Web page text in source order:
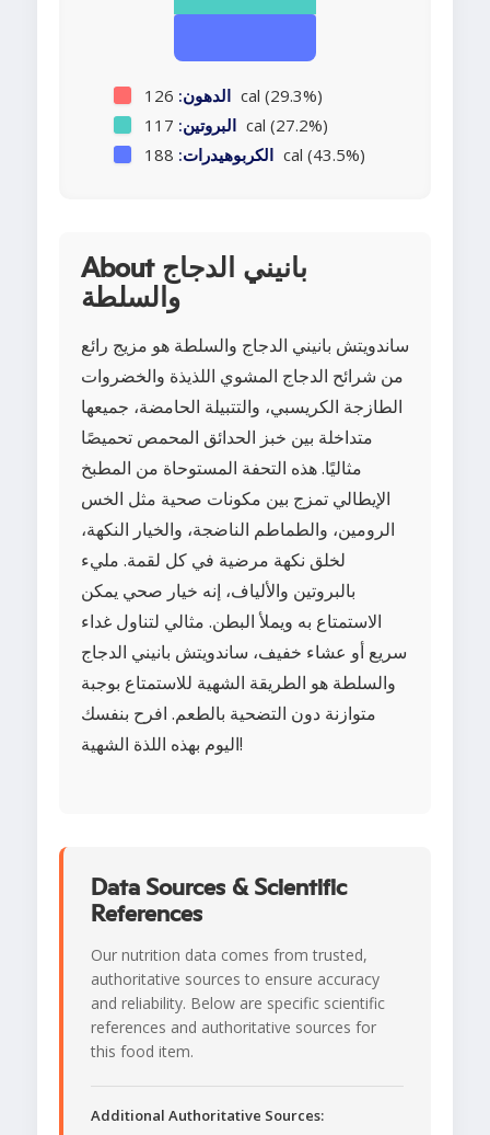
الدهون: 126 cal (29.3%)
البروتين: 117 cal (27.2%)
الكربوهيدرات: 188 cal (43.5%)
About بانيني الدجاج
والسلطة
ساندويتش بانيني الدجاج والسلطة هو مزيج رائع
من شرائح الدجاج المشوي اللذيذة والخضروات
الطازجة الكريسبي، والتتبيلة الحامضة، جميعها
متداخلة بين خبز الحدائق المحمص تحميصًا
مثاليًا. هذه التحفة المستوحاة من المطبخ
الإيطالي تمزج بين مكونات صحية مثل الخس
الرومين، والطماطم الناضجة، والخيار النكهة،
لخلق نكهة مرضية في كل لقمة. مليء
بالبروتين والألياف، إنه خيار صحي يمكن
الاستمتاع به ويملأ البطن. مثالي لتناول غداء
سريع أو عشاء خفيف، ساندويتش بانيني الدجاج
والسلطة هو الطريقة الشهية للاستمتاع بوجبة
متوازنة دون التضحية بالطعم. افرح بنفسك
اليوم بهذه اللذة الشهية!
Data Sources & Scientific
References
Our nutrition data comes from trusted,
authoritative sources to ensure accuracy
and reliability. Below are specific scientific
references and authoritative sources for
this food item.
Additional Authoritative Sources: